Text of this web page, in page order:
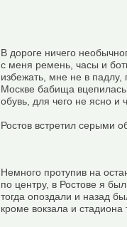
В дороге ничего
с меня ремень, часы и
избежать, мне не в падлу,
Москве бабища
обувь, для чего не ясно и
Ростов встретил серыми
Немного протупив на
по центру, в Ростове я
тогда опоздали и назад
кроме вокзала и стадиона